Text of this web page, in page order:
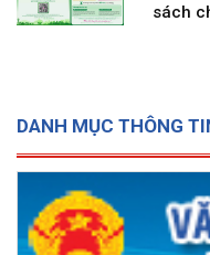
sách
DANH MỤC THÔNG